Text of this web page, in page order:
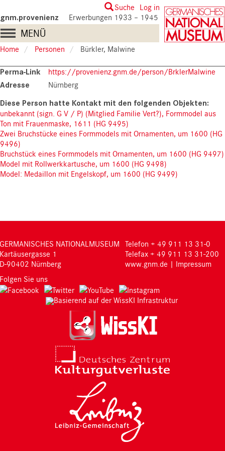
to
main
content
User
account
menu
Suche Log in
gnm.provenienz Erwerbungen 1933 – 1945
Main
navigation
MENÜ
Home Personen Bürkler, Malwine
Perma-Link https://provenienz.gnm.de/person/BrklerMalwine
Adresse Nürnberg
unbekannt (sign. G V / P) (Mitglied Familie Vert?), Formmodel aus
Ton mit Frauenmaske, 1611 (HG 9495)
Zwei Bruchstücke eines Formmodels mit Ornamenten, um 1600 (HG
9496)
Bruchstück eines Formmodels mit Ornamenten, um 1600 (HG 9497)
Model mit Rollwerkkartusche, um 1600 (HG 9498)
Model: Medaillon mit Engelskopf, um 1600 (HG 9499)
GERMANISCHES NATIONALMUSEUM
Kartäusergasse 1
D-90402 Nürnberg
Telefon + 49 911 13 31-0
Telefax + 49 911 13 31-200
www.gnm.de | Impressum
Folgen Sie uns
Basierend auf der WissKI Infrastruktur